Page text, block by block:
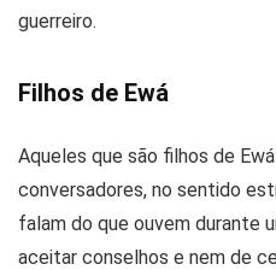
guerreiro.
Filhos de Ewá
Aqueles que são filhos de
conversadores, no sentido
falam do que ouvem durante
aceitar conselhos e nem de